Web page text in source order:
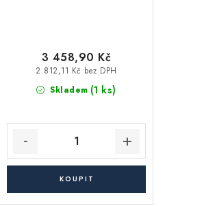
Skladem (1 ks)
2 812,11 Kč bez DPH
3 458,90 Kč